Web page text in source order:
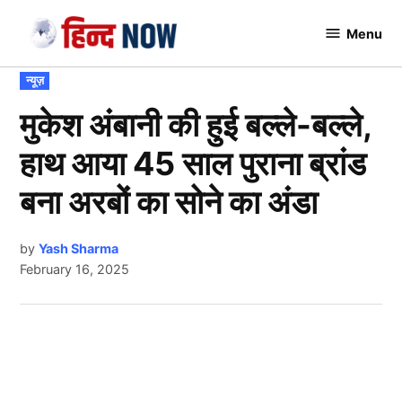
content
Menu
POSTED
IN
न्यूज़
मुकेश अंबानी की हुई बल्ले-बल्ले,
हाथ आया 45 साल पुराना ब्रांड
बना अरबों का सोने का अंडा
by Yash Sharma
February 16, 2025